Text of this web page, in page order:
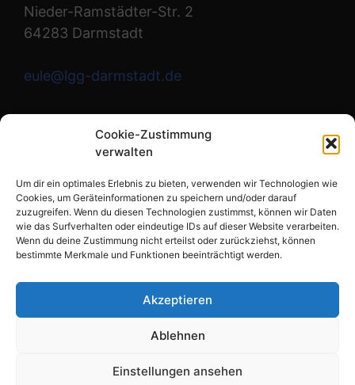
Cookie-Zustimmung
verwalten
Um dir ein optimales Erlebnis zu bieten, verwenden wir Technologien wie
Cookies, um Geräteinformationen zu speichern und/oder darauf
zuzugreifen. Wenn du diesen Technologien zustimmst, können wir Daten
wie das Surfverhalten oder eindeutige IDs auf dieser Website verarbeiten.
Wenn du deine Zustimmung nicht erteilst oder zurückziehst, können
bestimmte Merkmale und Funktionen beeinträchtigt werden.
Akzeptieren
Ablehnen
Einstellungen ansehen
Nieder-Ramstädter-Str. 2
64283 Darmstadt
eule@lgg-darmstadt.de
Wir sind die Redaktion.
Instagram
Links
Datenschutzerklärung